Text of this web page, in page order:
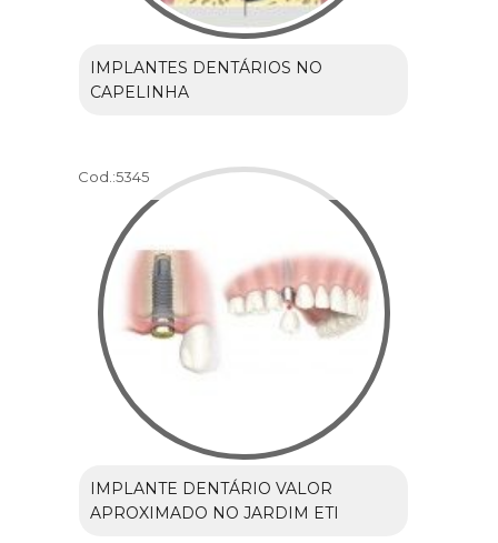
IMPLANTES DENTÁRIOS NO
CAPELINHA
Cod.:5345
IMPLANTE DENTÁRIO VALOR
APROXIMADO NO JARDIM ETI